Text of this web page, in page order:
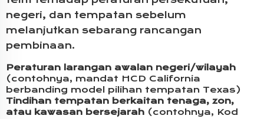
negeri, dan tempatan sebelum
melanjutkan sebarang rancangan
pembinaan.
Peraturan larangan awalan negeri/wilayah
(contohnya, mandat HCD California
berbanding model pilihan tempatan Texas)
Tindihan tempatan berkaitan tenaga, zon,
atau kawasan bersejarah (contohnya, Kod